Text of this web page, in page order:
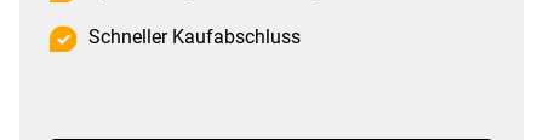
Schneller Kaufabschluss